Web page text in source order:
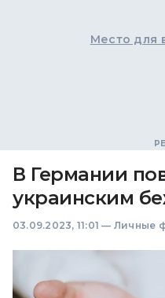
Место для
В Германии
украинским
03.09.2023, 11:01 — Личные